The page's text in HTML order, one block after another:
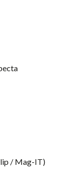
/ Mag-IT)